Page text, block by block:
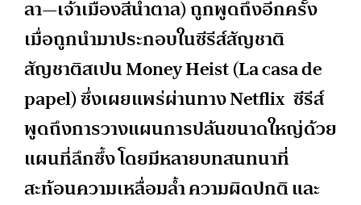
ลา—เจ้าเมืองสีน้ำตาล) ถูกพูดถึงอีกครั้ง
เมื่อถูกนำมาประกอบในซีรีส์สัญชาติ
สัญชาติสเปน Money Heist (La casa de
papel) ซึ่งเผยแพร่ผ่านทาง Netflix ซีรีส์
พูดถึงการวางแผนการปล้นขนาดใหญ่ด้วย
แผนที่ลึกซึ้ง โดยมีหลายบทสนทนาที่
สะท้อนความเหลื่อมล้ำ ความผิดปกติ และ